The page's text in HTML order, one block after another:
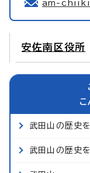
am-
安佐南区役所
こ
武田山の歴史
武田山の歴史